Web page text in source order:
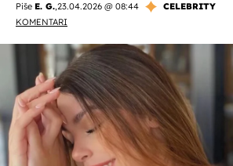
Piše E. G.,23.04.2026 @ 08:44
CELEBRITY
KOMENTARI
OMOGUĆI